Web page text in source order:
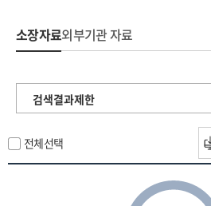
소장자료외부기관 자료
검색결과제한
전체선택